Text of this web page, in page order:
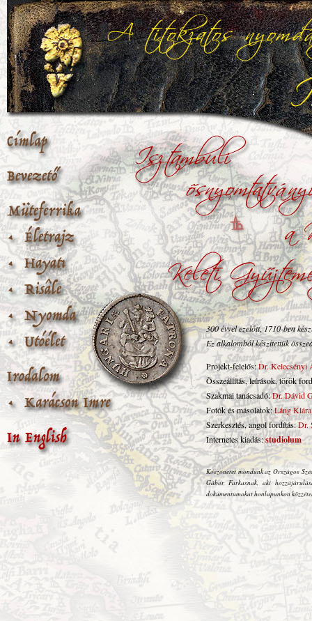
300 évvel ezelőtt, 1710-ben
Ez alkalomból készítettük
Projekt-felelős:Dr. Kelecsényi
Összeállítás, leírások, török
Szakmai tanácsadó:Dr. Dávid
Fotók és másolatok:Láng Klára
Szerkesztés, angol fordítás:Dr.
Internetes kiadás:studiolum
Köszönetet mondunk az Országos
Gábor Farkasnak, aki
dokumentumokat honlapunkon